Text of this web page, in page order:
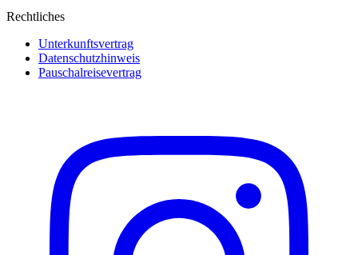
Rechtliches
Unterkunftsvertrag
Datenschutzhinweis
Pauschalreisevertrag